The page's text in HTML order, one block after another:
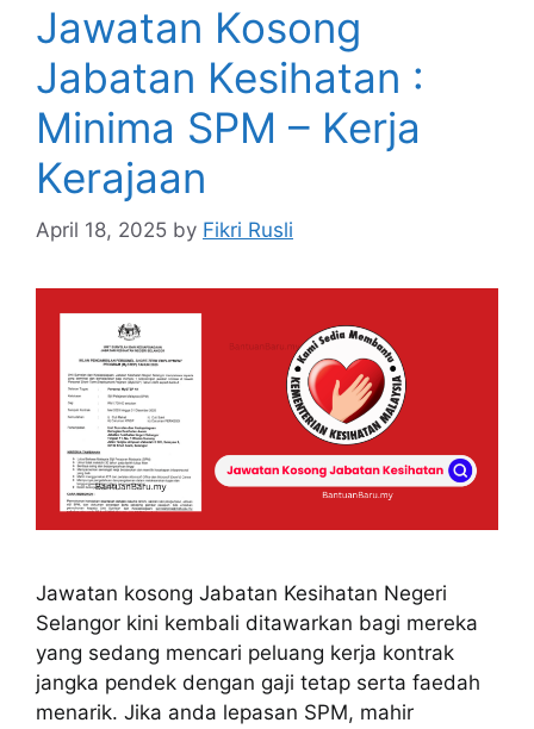
Jawatan Kosong
Jabatan Kesihatan :
Minima SPM – Kerja
Kerajaan
April 18, 2025 by Fikri Rusli
Jawatan kosong Jabatan Kesihatan Negeri
Selangor kini kembali ditawarkan bagi mereka
yang sedang mencari peluang kerja kontrak
jangka pendek dengan gaji tetap serta faedah
menarik. Jika anda lepasan SPM, mahir